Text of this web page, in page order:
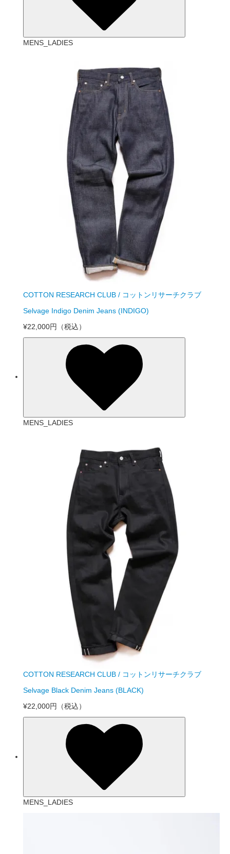
MENS_LADIES
COTTON RESEARCH CLUB / コットンリサーチクラブ
Selvage Indigo Denim Jeans (INDIGO)
¥22,000円
（税込）
MENS_LADIES
COTTON RESEARCH CLUB / コットンリサーチクラブ
Selvage Black Denim Jeans (BLACK)
¥22,000円
（税込）
MENS_LADIES